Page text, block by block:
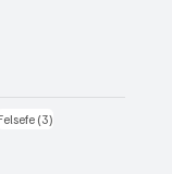
yazı (3)